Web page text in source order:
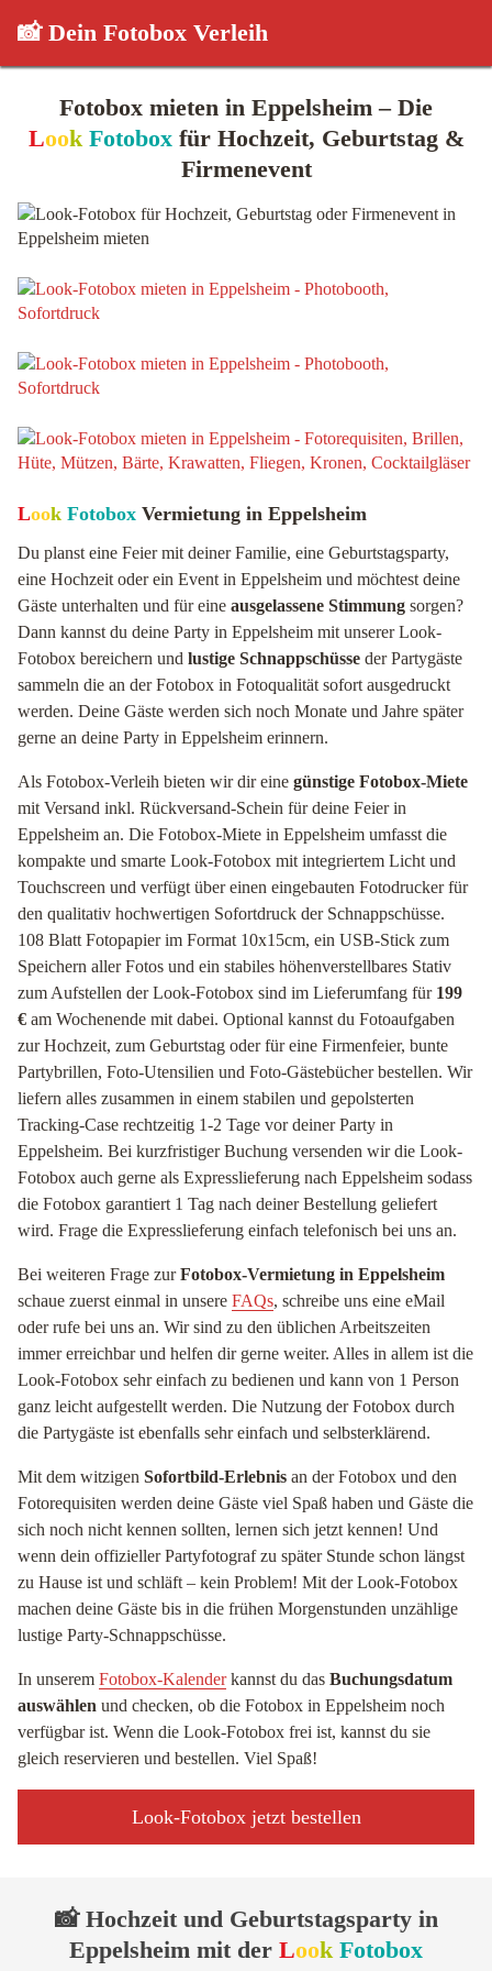
📸 Dein Fotobox Verleih
Fotobox mieten in Eppelsheim – Die
Look Fotoboxfür Hochzeit, Geburtstag &
Firmenevent
Look Fotobox Vermietung in Eppelsheim
Du planst eine Feier mit deiner Familie, eine Geburtstagsparty,
eine Hochzeit oder ein Event in Eppelsheim und möchtest deine
Gäste unterhalten und für eine ausgelassene Stimmung sorgen?
Dann kannst du deine Party in Eppelsheim mit unserer Look-
Fotobox bereichern und lustige Schnappschüsse der Partygäste
sammeln die an der Fotobox in Fotoqualität sofort ausgedruckt
werden. Deine Gäste werden sich noch Monate und Jahre später
gerne an deine Party in Eppelsheim erinnern.
Als Fotobox-Verleih bieten wir dir eine günstige Fotobox-Miete
mit Versand inkl. Rückversand-Schein für deine Feier in
Eppelsheim an. Die Fotobox-Miete in Eppelsheim umfasst die
kompakte und smarte Look-Fotobox mit integriertem Licht und
Touchscreen und verfügt über einen eingebauten Fotodrucker für
den qualitativ hochwertigen Sofortdruck der Schnappschüsse.
108 Blatt Fotopapier im Format 10x15cm, ein USB-Stick zum
Speichern aller Fotos und ein stabiles höhenverstellbares Stativ
zum Aufstellen der Look-Fotobox sind im Lieferumfang für 199
€ am Wochenende mit dabei. Optional kannst du Fotoaufgaben
zur Hochzeit, zum Geburtstag oder für eine Firmenfeier, bunte
Partybrillen, Foto-Utensilien und Foto-Gästebücher bestellen. Wir
liefern alles zusammen in einem stabilen und gepolsterten
Tracking-Case rechtzeitig 1-2 Tage vor deiner Party in
Eppelsheim. Bei kurzfristiger Buchung versenden wir die Look-
Fotobox auch gerne als Expresslieferung nach Eppelsheim sodass
die Fotobox garantiert 1 Tag nach deiner Bestellung geliefert
wird. Frage die Expresslieferung einfach telefonisch bei uns an.
Bei weiteren Frage zurFotobox-Vermietung in Eppelsheim
schaue zuerst einmal in unsere FAQs, schreibe uns eine eMail
oder rufe bei uns an. Wir sind zu den üblichen Arbeitszeiten
immer erreichbar und helfen dir gerne weiter. Alles in allem ist die
Look-Fotobox sehr einfach zu bedienen und kann von 1 Person
ganz leicht aufgestellt werden. Die Nutzung der Fotobox durch
die Partygäste ist ebenfalls sehr einfach und selbsterklärend.
Mit dem witzigen Sofortbild-Erlebnis an der Fotobox und den
Fotorequisiten werden deine Gäste viel Spaß haben und Gäste die
sich noch nicht kennen sollten, lernen sich jetzt kennen! Und
wenn dein offizieller Partyfotograf zu später Stunde schon längst
zu Hause ist und schläft – kein Problem! Mit der Look-Fotobox
machen deine Gäste bis in die frühen Morgenstunden unzählige
lustige Party-Schnappschüsse.
In unserem Fotobox-Kalenderkannst du das Buchungsdatum
auswählen und checken, ob die Fotobox in Eppelsheim noch
verfügbar ist. Wenn die Look-Fotobox frei ist, kannst du sie
gleich reservieren und bestellen. Viel Spaß!
Look-Fotobox jetzt bestellen
📸 Hochzeit und Geburtstagsparty in
Eppelsheim mit der Look Fotobox